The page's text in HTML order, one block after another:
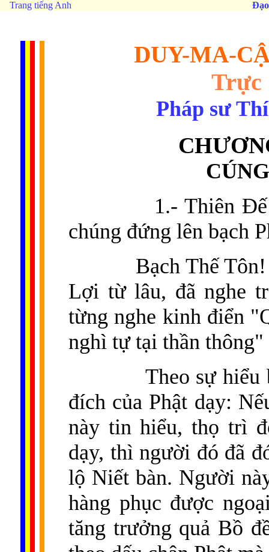
Trang tiếng Anh
DUY-MA-
Trực
Pháp sư
1.- Thiên
chúng đứng lên bạch
Bạch Thế
Lợi từ lâu, đã nghe
từng nghe kinh điển
nghì tự tại thần thông"
Theo sự hiểu
đích của Phật dạy:
này tin hiểu, thọ trì
dạy, thì người đó đã
lộ Niết bàn. Người
hàng phục được
tăng trưởng quả Bồ